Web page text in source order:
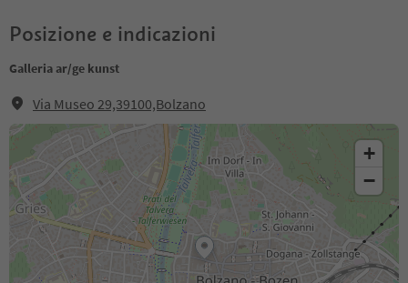
Posizione e indicazioni
Galleria ar/ge kunst
Via Museo 29,39100,Bolzano
+
−